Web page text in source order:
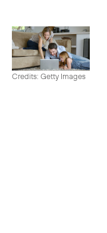
Credits: Getty Images